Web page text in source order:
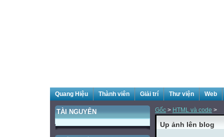
Quang Hiệu Thành viên Giải trí Thư viện Web
TÀI NGUYÊN Gốc > HTML và code >
Up ảnh lên blog